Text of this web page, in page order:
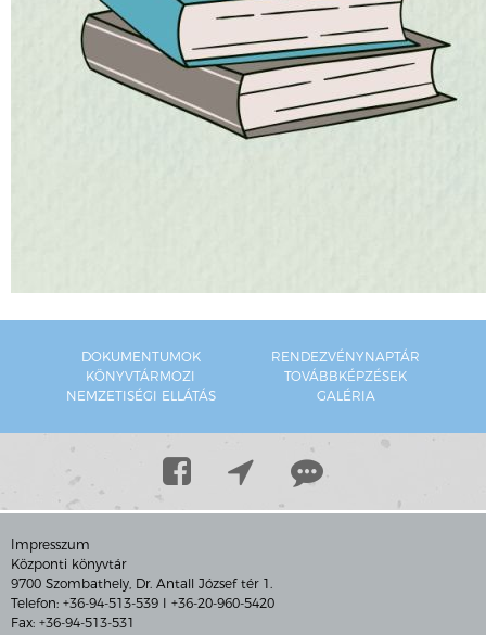
DOKUMENTUMOK
RENDEZVÉNYNAPTÁR
KÖNYVTÁRMOZI
TOVÁBBKÉPZÉSEK
NEMZETISÉGI ELLÁTÁS
GALÉRIA
Impresszum
Központi könyvtár
9700 Szombathely, Dr. Antall József tér 1.
Telefon: +36-94-513-539 I +36-20-960-5420
Fax: +36-94-513-531